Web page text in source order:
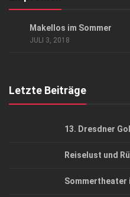
Makellos im Sommer
JULI 3, 2018
Letzte Beiträge
13. Dresdner
Reiselust und
Sommertheater